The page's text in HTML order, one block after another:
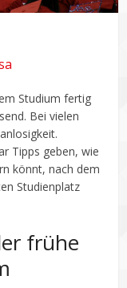
Studium fertig
Bei vielen
Tipps geben, wie
könnt, nach dem
Studienplatz
frühe